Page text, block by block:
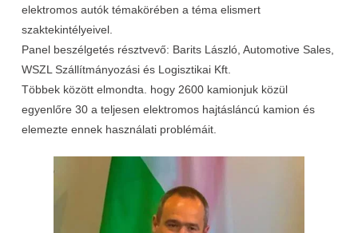
elektromos autók témakörében a téma elismert
szaktekintélyeivel.
Panel beszélgetés résztvevő: Barits László, Automotive Sales,
WSZL Szállítmányozási és Logisztikai Kft.
Többek között elmondta. hogy 2600 kamionjuk közül
egyenlőre 30 a teljesen elektromos hajtásláncú kamion és
elemezte ennek használati problémáit.